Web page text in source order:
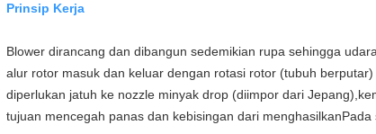
Prinsip Kerja
Blower dirancang dan dibangun sedemikian rupa sehingga
alur rotor masuk dan keluar dengan rotasi rotor (tubuh
diperlukan jatuh ke nozzle minyak drop (diimpor dari
tujuan mencegah panas dan kebisingan dari